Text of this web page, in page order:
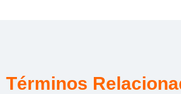
Términos